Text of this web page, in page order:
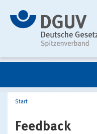
Start
Feedback